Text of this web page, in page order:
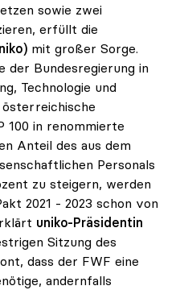
sowie zwei
erfüllt die
mit großer Sorge.
der Bundesregierung in
Technologie und
100 in renommierte
Anteil des aus dem
Personals
zu steigern, werden
2021 - 2023 schon von
uniko-Präsidentin
Sitzung des
dass der FWF eine
andernfalls